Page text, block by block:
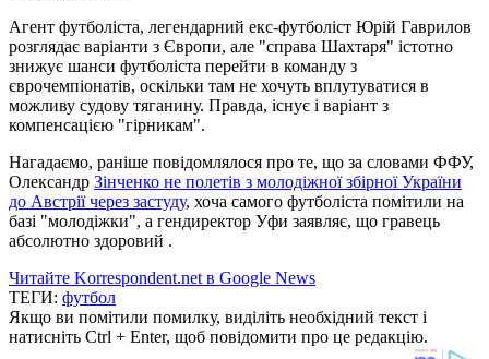
Агент футболіста, легендарний екс-футболіст Юрій Гаврилов
розглядає варіанти з Європи, але "справа Шахтаря" істотно
знижує шанси футболіста перейти в команду з
єврочемпіонатів, оскільки там не хочуть вплутуватися в
можливу судову тяганину. Правда, існує і варіант з
компенсацією "гірникам".
Нагадаємо, раніше повідомлялося про те, що за словами ФФУ,
Олександр Зінченко не полетів з молодіжної збірної України
до Австрії через застуду, хоча самого футболіста помітили на
базі "молодіжки", а гендиректор Уфи заявляє, що гравець
абсолютно здоровий .
Читайте Korrespondent.net в Google News
ТЕГИ: футбол
Якщо ви помітили помилку, виділіть необхідний текст і
натисніть Ctrl + Enter, щоб повідомити про це редакцію.